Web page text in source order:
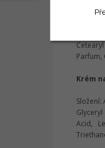
Krém
Parfum,
Krém
Acid,